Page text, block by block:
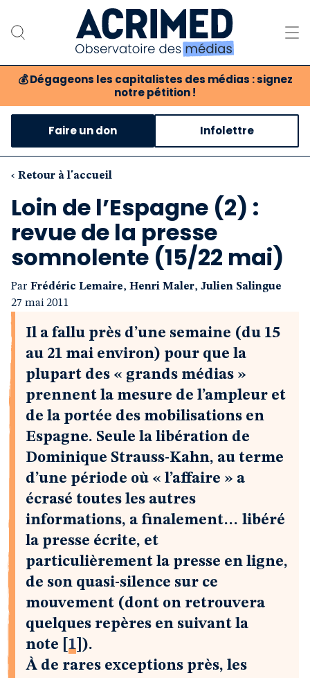
💰 Dégageons les capitalistes des médias : signez
notre pétition !
Notre association
Notre critique des médias
Nos propositions
Notre revue
Boutique
Faire un don Infolettre
‹ Retour à l'accueil
Loin de l’Espagne (2) :
revue de la presse
somnolente (15/22 mai)
Par Frédéric Lemaire, Henri Maler, Julien Salingue
27 mai 2011
Il a fallu près d’une semaine (du 15
au 21 mai environ) pour que la
plupart des « grands médias »
prennent la mesure de l’ampleur et
de la portée des mobilisations en
Espagne. Seule la libération de
Dominique Strauss-Kahn, au terme
d’une période où « l’affaire » a
écrasé toutes les autres
informations, a finalement… libéré
la presse écrite, et
particulièrement la presse en ligne,
de son quasi-silence sur ce
mouvement (dont on retrouvera
quelques repères en suivant la
note
1 ).
À de rares exceptions près, les